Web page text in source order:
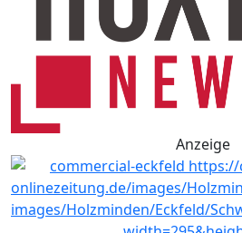
Anzeige